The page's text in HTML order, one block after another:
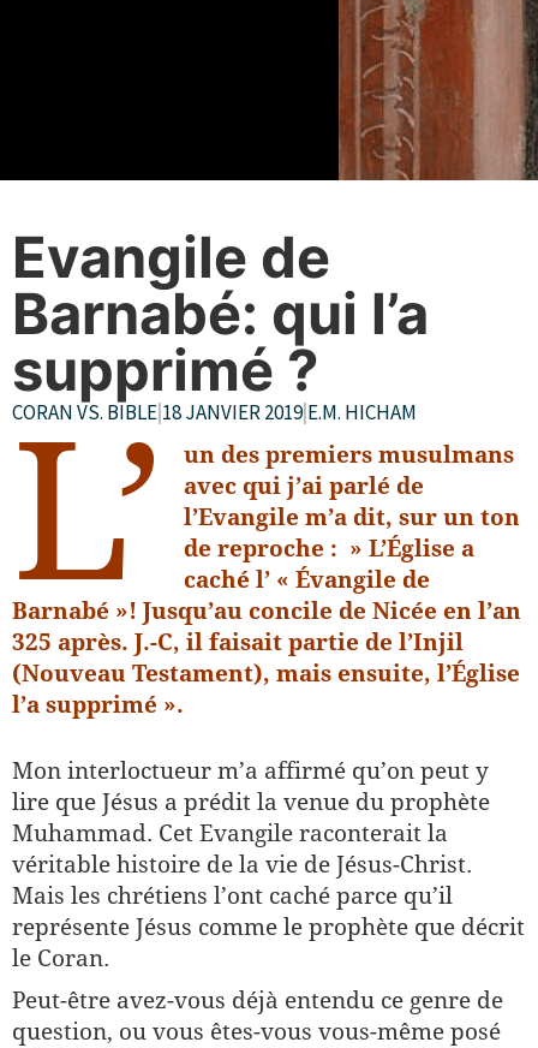
Evangile de
Barnabé: qui l’a
supprimé ?
CORAN VS. BIBLE 18 JANVIER 2019|E.M. HICHAM
L’
un des premiers musulmans
avec qui j’ai parlé de
l’Evangile m’a dit, sur un ton
de reproche : » L’Église a
caché l’ « Évangile de
Barnabé »! Jusqu’au concile de Nicée en l’an
325 après. J.-C, il faisait partie de l’Injil
(Nouveau Testament), mais ensuite, l’Église
l’a supprimé ».
Mon interloctueur m’a affirmé qu’on peut y
lire que Jésus a prédit la venue du prophète
Muhammad. Cet Evangile raconterait la
véritable histoire de la vie de Jésus-Christ.
Mais les chrétiens l’ont caché parce qu’il
représente Jésus comme le prophète que décrit
le Coran.
Peut-être avez-vous déjà entendu ce genre de
question, ou vous êtes-vous vous-même posé